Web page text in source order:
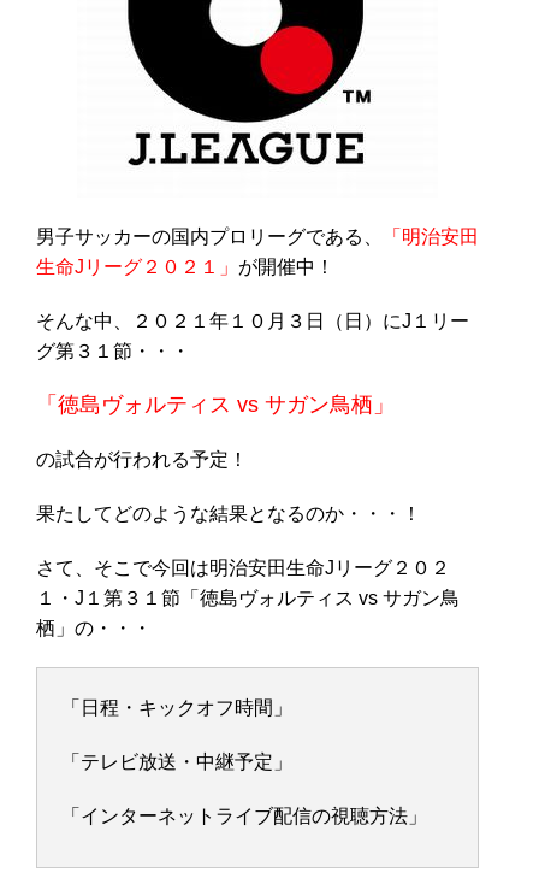
男子サッカーの国内プロリーグである、
「明治安田
生命Jリーグ２０２１」 が開催中！
そんな中、２０２１年１０月３日（日）にJ１リー
グ第３１節・・・
「徳島ヴォルティス vs サガン鳥栖」
の試合が行われる予定！
果たしてどのような結果となるのか・・・！
さて、そこで今回は明治安田生命Jリーグ２０２
１・J１第３１節「徳島ヴォルティス vs サガン鳥
栖」の・・・
「日程・キックオフ時間」
「テレビ放送・中継予定」
「インターネットライブ配信の視聴方法」